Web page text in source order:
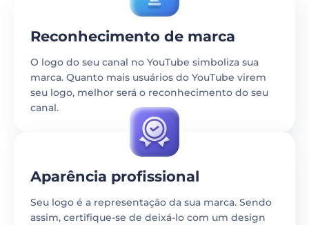
Reconhecimento de marca
O logo do seu canal no YouTube simboliza sua
marca. Quanto mais usuários do YouTube virem
seu logo, melhor será o reconhecimento do seu
canal.
Aparência profissional
Seu logo é a representação da sua marca. Sendo
assim, certifique-se de deixá-lo com um design